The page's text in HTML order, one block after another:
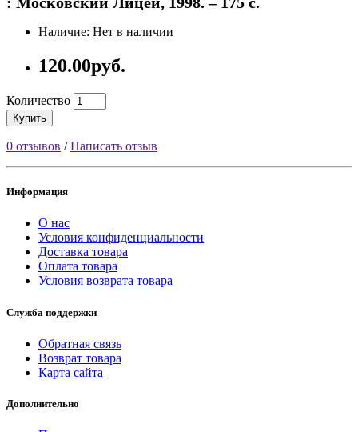
Наличие: Нет в наличии
120.00руб.
Количество
Купить
0 отзывов /Написать отзыв
Информация
О нас
Условия конфиденциальности
Доставка товара
Оплата товара
Условия возврата товара
Служба поддержки
Обратная связь
Возврат товара
Карта сайта
Дополнительно